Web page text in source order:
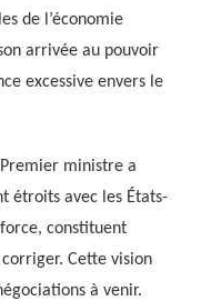
de l’économie
arrivée au pouvoir
excessive envers le
ministre a
étroits avec les États-
constituent
Cette vision
à venir.